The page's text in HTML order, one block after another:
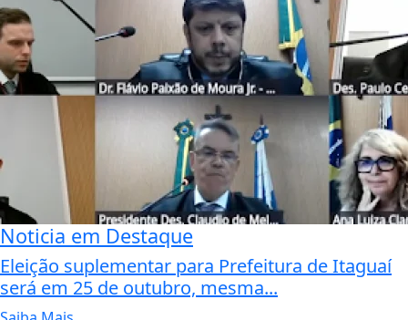
Noticia em Destaque
Eleição suplementar para Prefeitura de Itaguaí
será em 25 de outubro, mesma...